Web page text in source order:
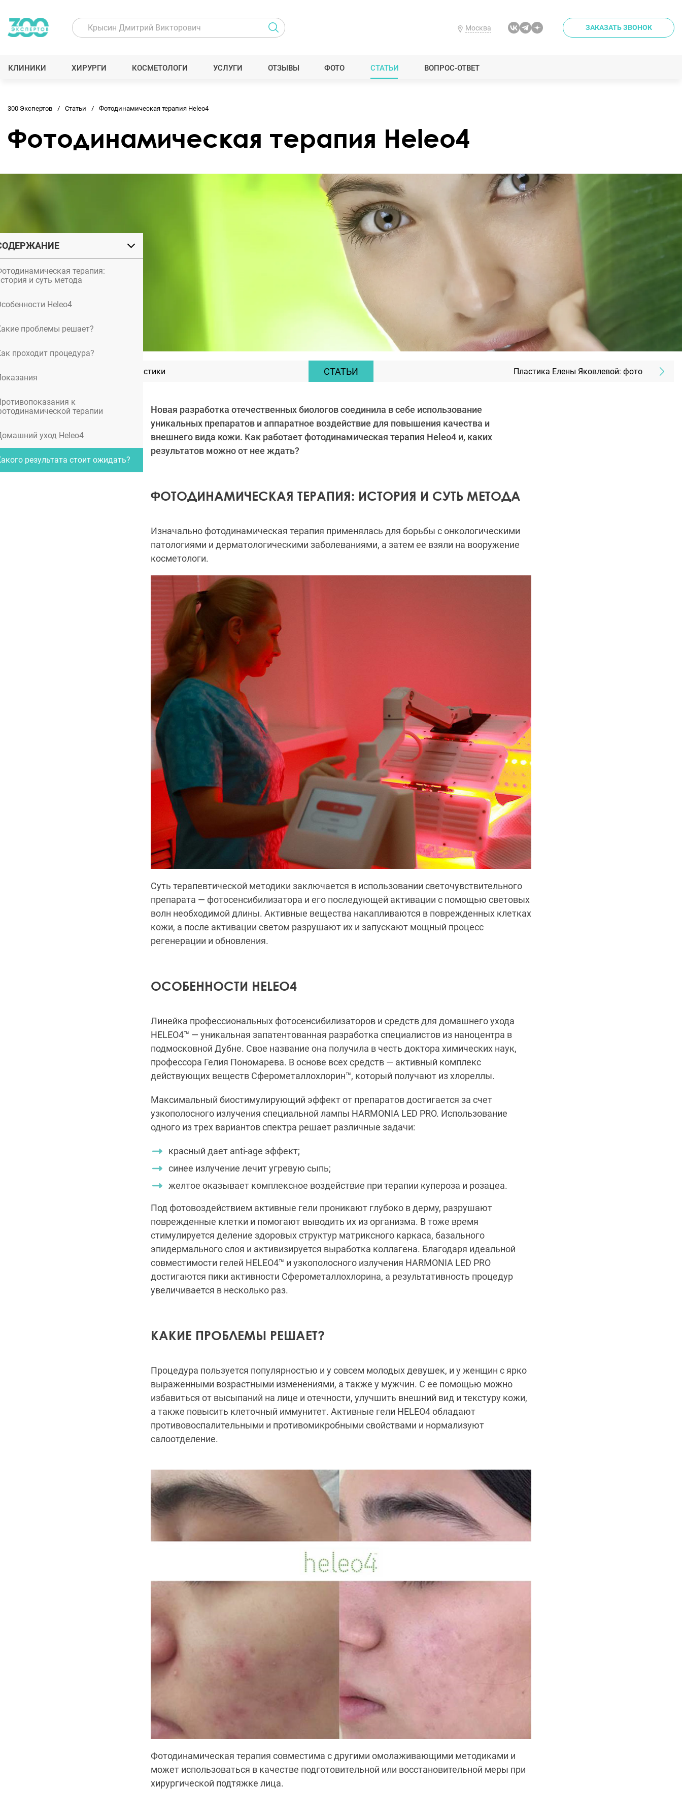
Москва ЗАКАЗАТЬ ЗВОНОК
КЛИНИКИ ХИРУРГИ КОСМЕТОЛОГИ УСЛУГИ ОТЗЫВЫ ФОТО СТАТЬИ ВОПРОС-ОТВЕТ
терапия:
и суть метода
Heleo4
проблемы решает?
проходит процедура?
к
терапии
уход Heleo4
результата стоит ожидать?
300 Экспертов Статьи Фотодинамическая терапия Heleo4
Фотодинамическая терапия Heleo4
Алина Гросу до и после пластики СТАТЬИ Пластика Елены Яковлевой: фото
Новая разработка отечественных биологов соединила в себе использование
уникальных препаратов и аппаратное воздействие для повышения качества и
внешнего вида кожи. Как работает фотодинамическая терапия Heleo4 и, каких
результатов можно от нее ждать?
ФОТОДИНАМИЧЕСКАЯ ТЕРАПИЯ: ИСТОРИЯ И СУТЬ МЕТОДА
Изначально фотодинамическая терапия применялась для борьбы с онкологическими
патологиями и дерматологическими заболеваниями, а затем ее взяли на вооружение
косметологи.
Суть терапевтической методики заключается в использовании светочувствительного
препарата — фотосенсибилизатора и его последующей активации с помощью световых
волн необходимой длины. Активные вещества накапливаются в поврежденных клетках
кожи, а после активации светом разрушают их и запускают мощный процесс
регенерации и обновления.
ОСОБЕННОСТИ HELEO4
Линейка профессиональных фотосенсибилизаторов и средств для домашнего ухода
HELEO4™ — уникальная запатентованная разработка специалистов из наноцентра в
подмосковной Дубне. Свое название она получила в честь доктора химических наук,
профессора Гелия Пономарева. В основе всех средств — активный комплекс
действующих веществ Сферометаллохлорин™, который получают из хлореллы.
Максимальный биостимулирующий эффект от препаратов достигается за счет
узкополосного излучения специальной лампы HARMONIA LED PRO. Использование
одного из трех вариантов спектра решает различные задачи:
красный дает anti-age эффект;
синее излучение лечит угревую сыпь;
желтое оказывает комплексное воздействие при терапии купероза и розацеа.
Под фотовоздействием активные гели проникают глубоко в дерму, разрушают
поврежденные клетки и помогают выводить их из организма. В тоже время
стимулируется деление здоровых структур матриксного каркаса, базального
эпидермального слоя и активизируется выработка коллагена. Благодаря идеальной
совместимости гелей HELEO4™ и узкополосного излучения HARMONIA LED PRO
достигаются пики активности Сферометаллохлорина, а результативность процедур
увеличивается в несколько раз.
КАКИЕ ПРОБЛЕМЫ РЕШАЕТ?
Процедура пользуется популярностью и у совсем молодых девушек, и у женщин с ярко
выраженными возрастными изменениями, а также у мужчин. С ее помощью можно
избавиться от высыпаний на лице и отечности, улучшить внешний вид и текстуру кожи,
а также повысить клеточный иммунитет. Активные гели HELEO4 обладают
противовоспалительными и противомикробными свойствами и нормализуют
салоотделение.
Фотодинамическая терапия совместима с другими омолаживающими методиками и
может использоваться в качестве подготовительной или восстановительной меры при
хирургической подтяжке лица.